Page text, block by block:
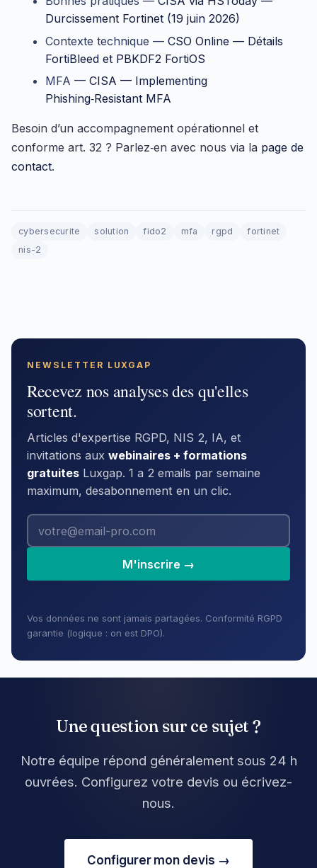
Durcissement Fortinet (19 juin 2026)
Contexte technique — CSO Online — Détails
FortiBleed et PBKDF2 FortiOS
MFA — CISA — Implementing
Phishing‑Resistant MFA
Besoin d’un accompagnement opérationnel et
conforme art. 32 ? Parlez‑en avec nous via la page de
contact.
cybersecurite solution fido2 mfa rgpd
fortinet
nis-2
NEWSLETTER LUXGAP
Recevez nos analyses des qu'elles
sortent.
Articles d'expertise RGPD, NIS 2, IA, et
invitations aux webinaires + formations
gratuites Luxgap. 1 a 2 emails par semaine
maximum, desabonnement en un clic.
M'inscrire →
Vos données ne sont jamais partagées. Conformité RGPD
garantie (logique : on est DPO).
Une question sur ce sujet ?
Notre équipe répond généralement sous 24 h
ouvrées. Configurez votre devis ou écrivez-
nous.
Configurer mon devis →